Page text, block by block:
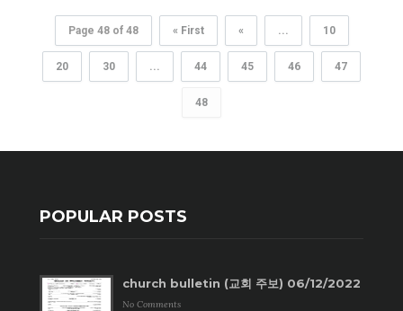
Page 48 of 48 « First « ... 10
20 30 ... 44 45 46 47
48
POPULAR POSTS
church bulletin (교회 주보) 06/12/2022
No Comments